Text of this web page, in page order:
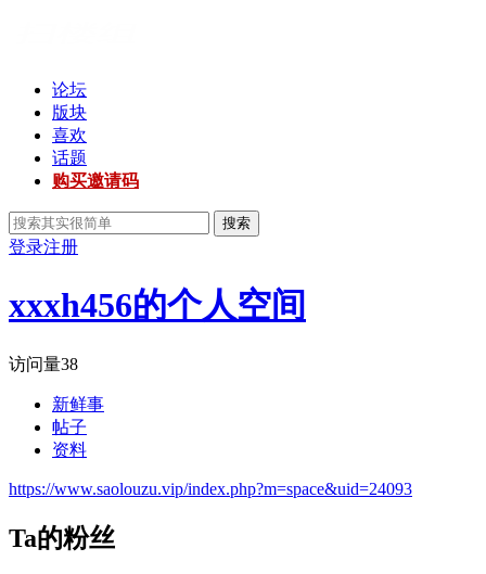
论坛
版块
喜欢
话题
购买邀请码
搜索
登录注册
xxxh456的个人空间
访问量38
新鲜事
帖子
资料
https://www.saolouzu.vip/index.php?m=space&uid=24093
Ta的粉丝